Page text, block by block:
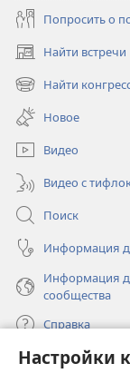
Настройки
Попросить о
Найти встречи
(открывается
в
новом
окне)
Найти
(открывается
новом
окне)
Новое
Видео
Видео с
Поиск
Информация
Информация
сообщества
Справка